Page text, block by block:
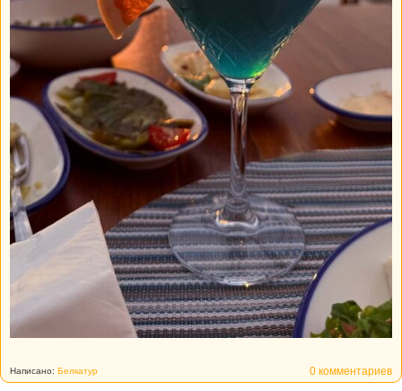
0 комментариев
Написано: Белкатур